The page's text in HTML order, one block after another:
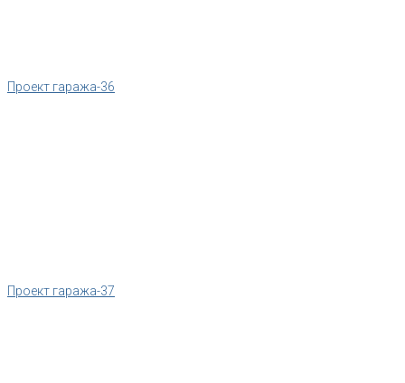
Проект гаража-36
Проект гаража-37